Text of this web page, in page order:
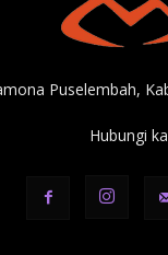
Puselembah,
Hubungi